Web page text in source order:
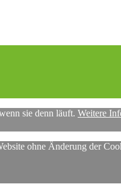
sie denn läuft. Weitere
ohne Änderung der